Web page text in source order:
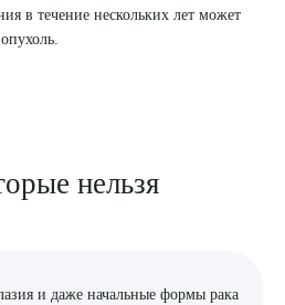
в течение нескольких лет может
нельзя
и даже начальные формы рака